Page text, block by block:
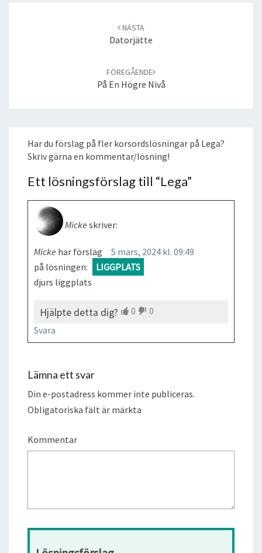
NÄSTA
Datorjätte
FÖREGÅENDE
På En Högre Nivå
Har du förslag på fler korsordslösningar på Lega?
Skriv gärna en kommentar/lösning!
Ett lösningsförslag till “Lega”
Micke skriver:
5 mars, 2024 kl. 09:49
Micke har förslag
på lösningen:
LIGGPLATS
djurs ligg­plats
Hjälpte detta dig? 0
0
Svara
Lämna ett svar
Din e-postadress kommer inte publiceras.
Obligatoriska fält är märkta
Kommentar